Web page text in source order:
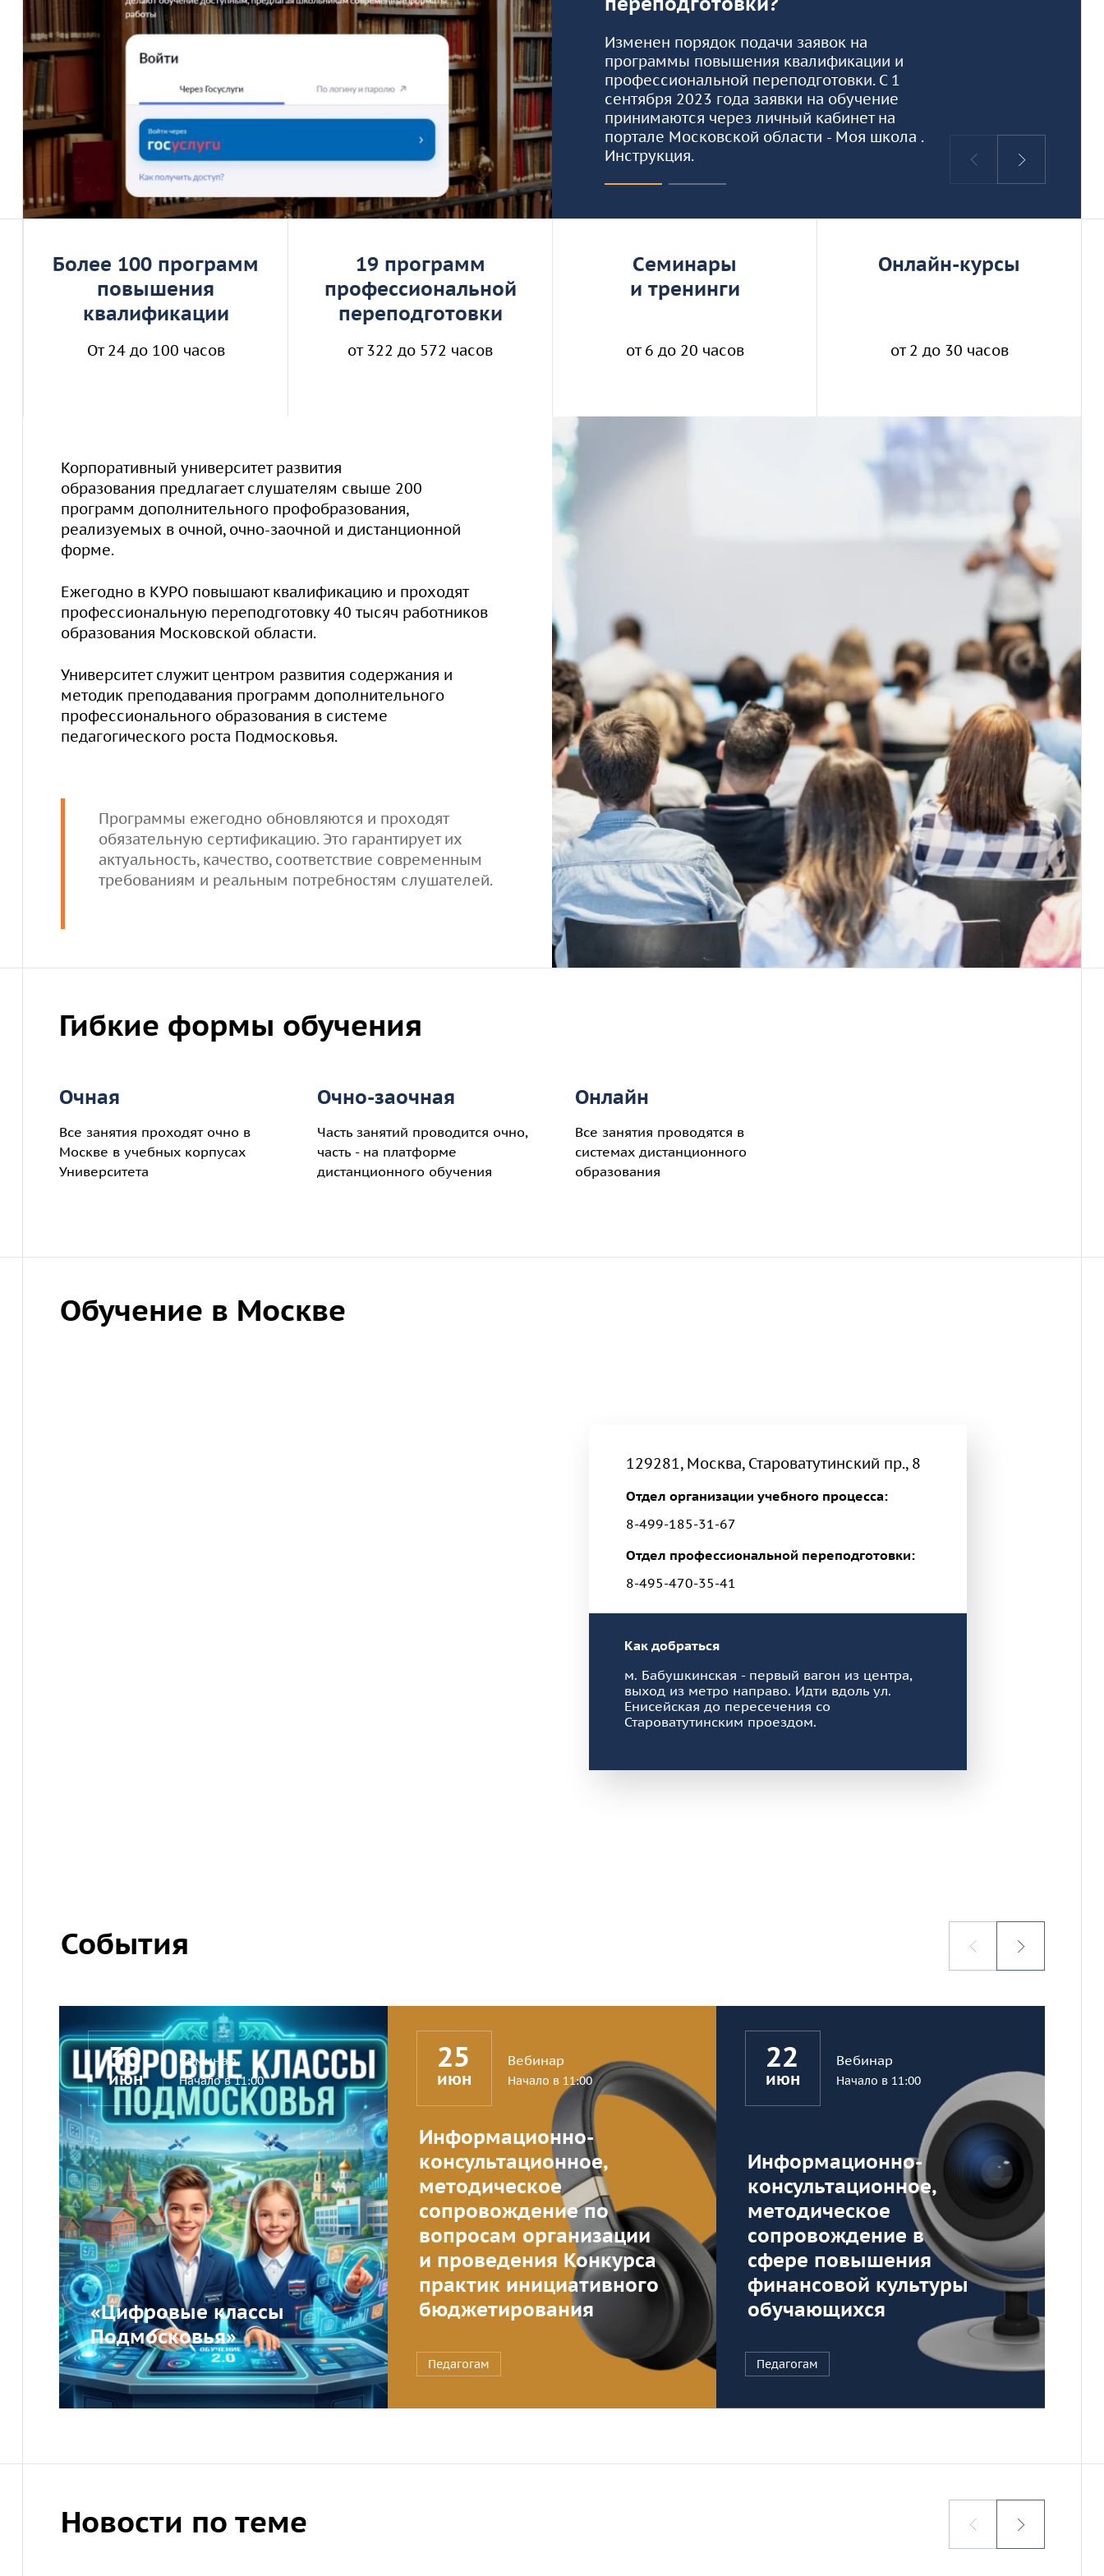
организации
сдачи кандидатских
экзаменов
Информация о
предоставлении
академического отпуска
аспирантам
Общежитие
Тренировочное
Изменен порядок подачи заявок на
программы повышения квалификации и
профессиональной переподготовки. С 1
сентября 2023 года заявки на обучение
принимаются через личный кабинет на
портале Московской области - Моя школа .
Инструкция.
Более 100 программ
повышения
квалификации
От 24 до 100 часов
Бюджетные программы
Платные программы
19 программ
профессиональной
переподготовки
от 322 до 572 часов
Бюджетные программы
Платные программы
Cеминары
и тренинги
от 6 до 20 часов
Онлайн-курсы
от 2 до 30 часов
Подробная информация о дистанционных программах
О дистанционных программах
Корпоративный университет развития
образования предлагает слушателям свыше 200
программ дополнительного профобразования,
реализуемых в очной, очно-заочной и дистанционной
форме.
Ежегодно в КУРО повышают квалификацию и проходят
профессиональную переподготовку 40 тысяч работников
образования Московской области.
Университет служит центром развития содержания и
методик преподавания программ дополнительного
профессионального образования в системе
педагогического роста Подмосковья.
Программы ежегодно обновляются и проходят
обязательную сертификацию. Это гарантирует их
актуальность, качество, соответствие современным
требованиям и реальным потребностям слушателей.
Гибкие формы обучения
Очная
Все занятия проходят очно в
Москве в учебных корпусах
Университета
Очно-заочная
Часть занятий проводится очно,
часть - на платформе
дистанционного обучения
Онлайн
Все занятия проводятся в
системах дистанционного
образования
Обучение в Москве
129281, Москва, Староватутинский пр., 8
Отдел организации учебного процесса:
8-499-185-31-67
Отдел профессиональной переподготовки:
8-495-470-35-41
Как добраться
м. Бабушкинская - первый вагон из центра,
выход из метро направо. Идти вдоль ул.
Енисейская до пересечения со
Староватутинским проездом.
События
30
июн
Семинар
Начало в 11:00
«Цифровые классы
Подмосковья»
25
июн
Вебинар
Начало в 11:00
Информационно-
консультационное,
методическое
сопровождение по
вопросам организации
и проведения Конкурса
практик инициативного
бюджетирования
Педагогам
22
июн
Вебинар
Начало в 11:00
Информационно-
консультационное,
методическое
сопровождение в
сфере повышения
финансовой культуры
обучающихся
Педагогам
Новости по теме